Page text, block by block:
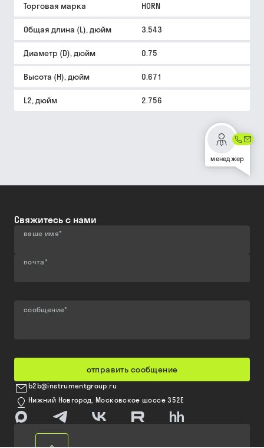
Торговая марка HORN
Общая длина (L), дюйм 3.543
Диаметр (D), дюйм 0.75
Высота (H), дюйм 0.671
L2, дюйм 2.756
менеджер
Свяжитесь с нами
ваше имя*
почта*
сообщение*
отправить сообщение
b2b@instrumentgroup.ru
Нижний Новгород, Московское шоссе 352Е